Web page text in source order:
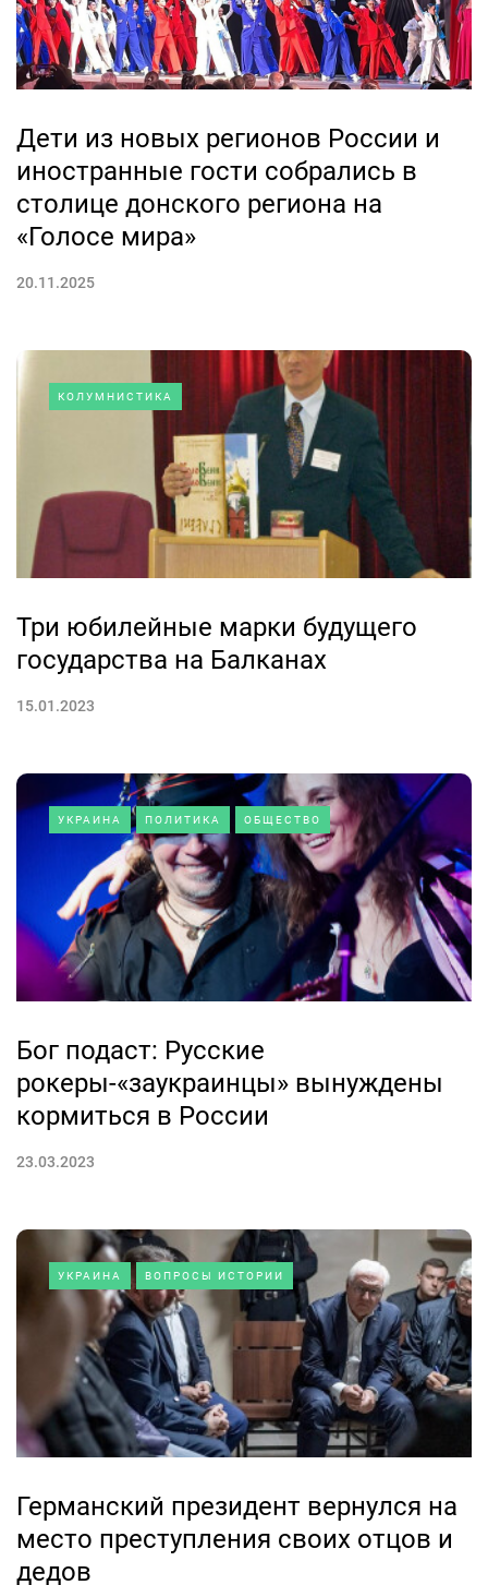
Дети из новых регионов России и
иностранные гости собрались в
столице донского региона на
«Голосе мира»
20.11.2025
КОЛУМНИСТИКА
Три юбилейные марки будущего
государства на Балканах
15.01.2023
УКРАИНА ПОЛИТИКА ОБЩЕСТВО
Бог подаст: Русские
рокеры-«заукраинцы» вынуждены
кормиться в России
23.03.2023
УКРАИНА ВОПРОСЫ ИСТОРИИ
Германский президент вернулся на
место преступления своих отцов и
дедов